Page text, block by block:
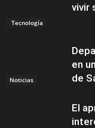
Tecnología
vivir
Noticias
en
de
El